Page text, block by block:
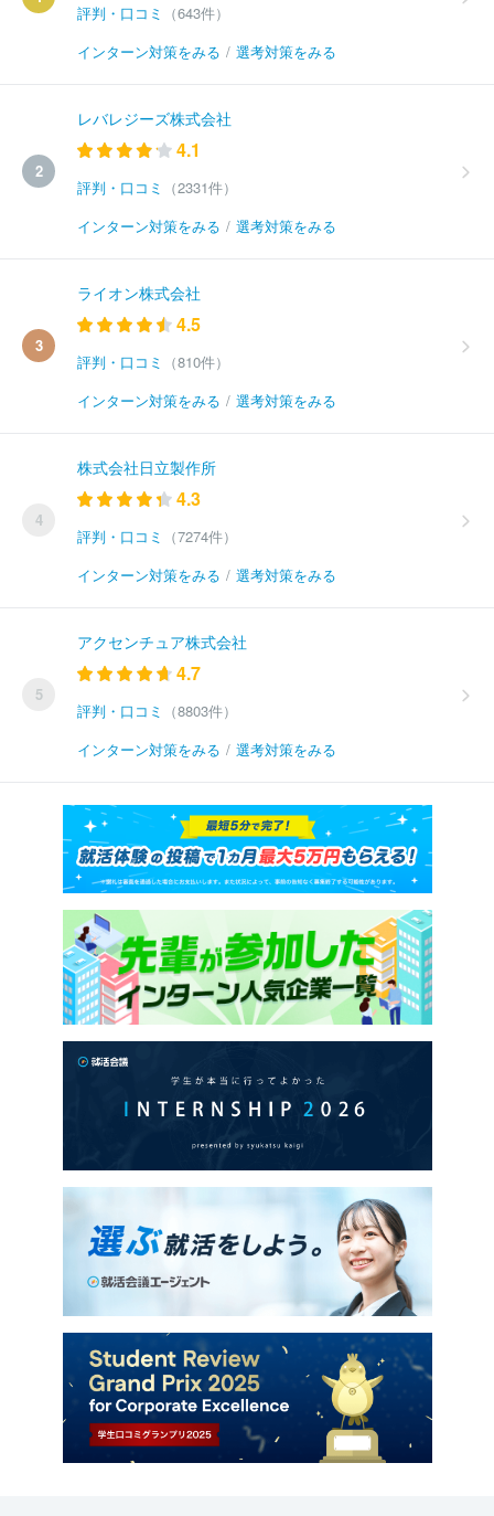
評判・口コミ
（643件）
インターン対策をみる / 選考対策をみる
2
レバレジーズ株式会社
4.1
評判・口コミ
（2331件）
インターン対策をみる / 選考対策をみる
3
ライオン株式会社
4.5
評判・口コミ
（810件）
インターン対策をみる / 選考対策をみる
4
株式会社日立製作所
4.3
評判・口コミ
（7274件）
インターン対策をみる / 選考対策をみる
5
アクセンチュア株式会社
4.7
評判・口コミ
（8803件）
インターン対策をみる / 選考対策をみる